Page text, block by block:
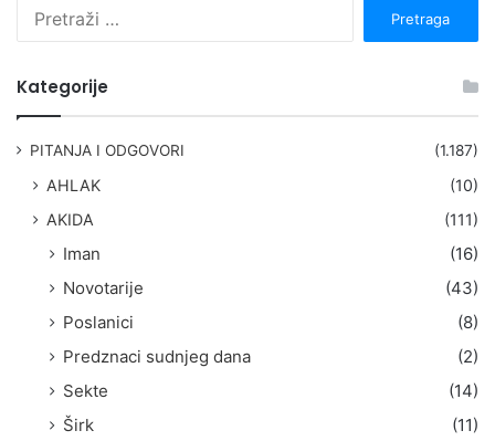
a
Kategorije
PITANJA I ODGOVORI (1.187)
AHLAK
(10)
AKIDA
(111)
Iman
(16)
Novotarije
(43)
Poslanici
(8)
Predznaci sudnjeg dana
(2)
Sekte
(14)
Širk
(11)